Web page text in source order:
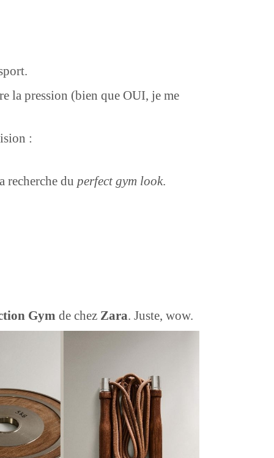
la pression (bien que OUI, je me
:
recherche du perfect gym look.
Gym de chez Zara. Juste, wow.